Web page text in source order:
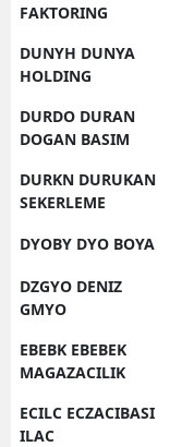
FAKTORING
DUNYH DUNYA
HOLDING
DURDO DURAN
DOGAN BASIM
DURKN DURUKAN
SEKERLEME
DYOBY DYO BOYA
DZGYO DENIZ
GMYO
EBEBK EBEBEK
MAGAZACILIK
ECILC ECZACIBASI
ILAC